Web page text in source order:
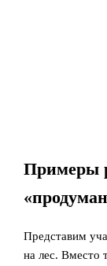
Примеры
Представим
на лес. Вместо